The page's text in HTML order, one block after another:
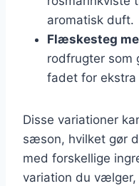
aromatisk duft.
Flæskesteg
rodfrugter som
fadet for ekstra
Disse variationer
sæson, hvilket gør
med forskellige
variation du